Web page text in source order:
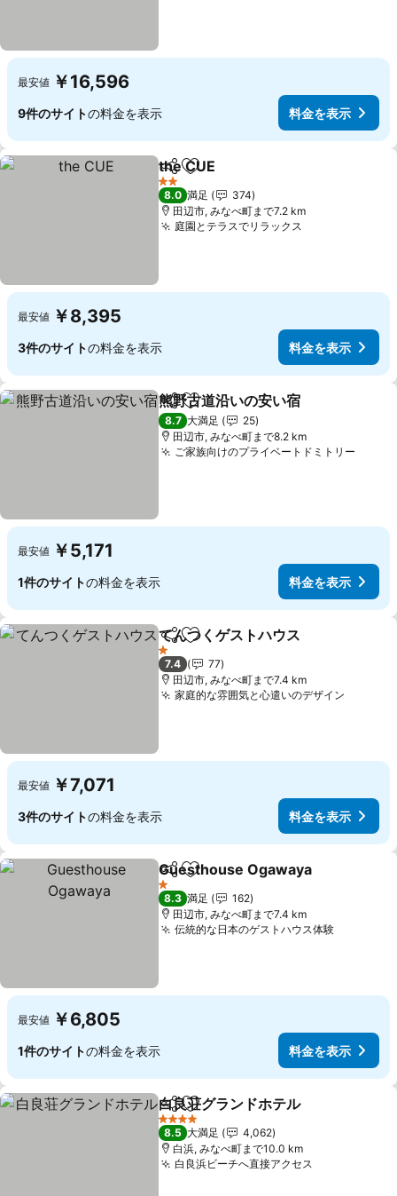
最安値 ￥16,596
9件のサイトの料金を表示 料金を表示
シェアお気に入りに追加
the CUE
2 ホテルのランク
8.0 満足
374
田辺市, みなべ町まで7.2 km
庭園とテラスでリラックス
最安値 ￥8,395
3件のサイトの料金を表示 料金を表示
シェアお気に入りに追加
熊野古道沿いの安い宿
8.7 大満足
25
田辺市, みなべ町まで8.2 km
ご家族向けのプライベートドミトリー
最安値 ￥5,171
1件のサイトの料金を表示 料金を表示
シェアお気に入りに追加
てんつくゲストハウス
1 ホテルのランク
7.4
77
田辺市, みなべ町まで7.4 km
家庭的な雰囲気と心遣いのデザイン
最安値 ￥7,071
3件のサイトの料金を表示 料金を表示
シェアお気に入りに追加
Guesthouse Ogawaya
1 ホテルのランク
8.3 満足
162
田辺市, みなべ町まで7.4 km
伝統的な日本のゲストハウス体験
最安値 ￥6,805
1件のサイトの料金を表示 料金を表示
シェアお気に入りに追加
白良荘グランドホテル
4 ホテルのランク
8.5 大満足
4,062
白浜, みなべ町まで10.0 km
白良浜ビーチへ直接アクセス